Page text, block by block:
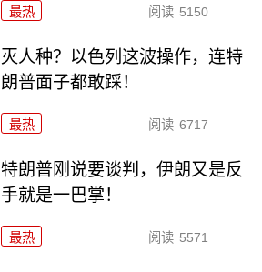
最热 阅读 5150
灭人种？以色列这波操作，连特
朗普面子都敢踩！
最热 阅读 6717
特朗普刚说要谈判，伊朗又是反
手就是一巴掌！
最热 阅读 5571